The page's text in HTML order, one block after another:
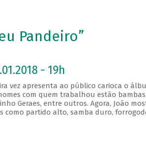
Pandeiro”
- 19h
vez apresenta ao público carioca o
com quem trabalhou estão
Geraes, entre outros. Agora, João
como partido alto, samba duro,